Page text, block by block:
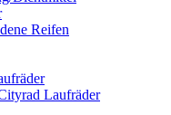
Reifen
Laufräder